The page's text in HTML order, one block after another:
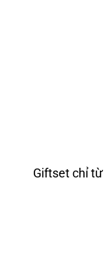
Giftset chỉ